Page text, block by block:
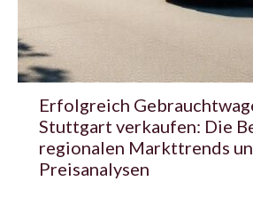
Erfolgreich
Stuttgart verkaufen: Die
regionalen Markttrends
Preisanalysen